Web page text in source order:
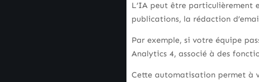
L’IA peut être particulièrement
publications, la rédaction
Par exemple, si votre équipe
Analytics 4, associé à des
Cette automatisation permet à